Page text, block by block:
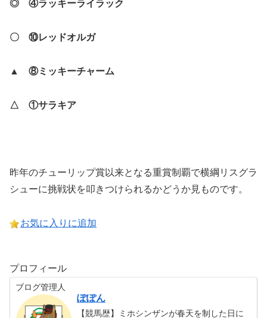
◎ ④ラッキーライラック
〇 ⑩レッドオルガ
▲ ⑧ミッキーチャーム
△ ①サラキア
昨年のチューリップ賞以来となる重賞制覇で横綱リスグラ
シューに挑戦状を叩きつけられるかどうか見ものです。
お気に入りに追加
プロフィール
ブログ管理人
ぽぽん
【競馬歴】ミホシンザンが春天を制した日に